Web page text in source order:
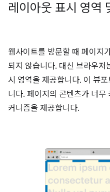
레이아웃 표시 영역
웹사이트를 방문할 때 페이지
되지 않습니다. 대신 브라우저
시 영역을 제공합니다. 이 뷰포
니다. 페이지의 콘텐츠가 너무
커니즘을 제공합니다.